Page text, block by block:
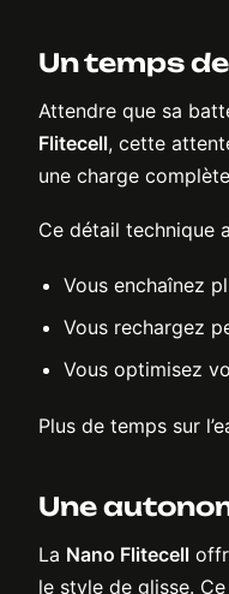
Un temps
Attendre que sa
Flitecell, cette
une charge
Ce détail technique
Vous enchaînez
Vous rechargez
Vous optimisez
Plus de temps sur
Une
La Nano Flitecell
le style de glisse.